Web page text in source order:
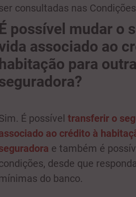
consultadas nas
possível mudar o
associado ao
para outra
É possível transferir o
ao crédito à
e também é
desde que
do banco.